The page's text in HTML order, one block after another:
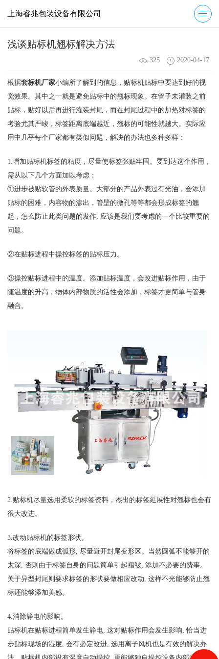
上海睿兆包装设备有限公司
浅谈贴标机翘标解决方法
325 2020-04-17
根据套标机厂家小编所了解到的信息，贴标机贴标中要达到好的视
觉效果。其中之一就是避免贴标中的翘标现象。在管子未灌装之前
贴标，贴好以后再进行灌装封尾，而在封尾过程中的加热对标签的
考验尤其严峻，标签距离底端越近，翘标的可能性就越大。实际应
用中几乎每个厂家都有类似问题，解决的办法也多种多样：
1.增加贴标机标签的粘度，尽量使标签张贴牢固。要到达这个作用，
需从以下几个方面加以考虑：
①进步被贴软管的外表质量。大部分的产品外表过有光油，会添加
贴标的困难，内容物的渗出，管壁的微孔等等都会形成标签的翘
起，怎么防止此类问题的发作, 应该是我们要考虑的一个比较重要的
问题。
②在贴标进程中操控标签的贴标压力。
③操控贴标进程中的温度。添加贴标温度，会改进贴标作用，由于
随温度的升高，物体内部物质的活性会添加，标签才更简单与管身
融合。
2.贴标机尽量选用柔软的标签资料，杰出的标签延展性对翘标也会有
很大改进。
3.改动贴标机的标签形状。
将标签的底端做成弧形, 尽量避开封尾变形区。当然圆弧不能够开的
太深, 否则由于标签自身的问题简单引起褶皱, 添加不必要的费事。
关于异型封尾则要求标签的形状要做相应改动, 这样不光能够防止翘
标还能够添加美感。
4.消除静电的影响。
贴标机在贴标进程简单发生静电, 这对贴标作用会发生影响, 恰当进
步贴标现场的湿度, 会有必定改进, 选用离子风机也是有效的解决办